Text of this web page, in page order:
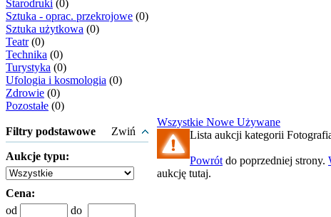
Starodruki (0)
Sztuka - oprac. przekrojowe (0)
Sztuka użytkowa (0)
Teatr(0)
Technika (0)
Turystyka (0)
Ufologia i kosmologia (0)
Zdrowie (0)
Pozostałe (0)
Filtry podstawowe Zwiń
Aukcje typu:
Cena:
od
do
Wszystkie Nowe Używane
Lista aukcji kategorii
Powrót do poprzedniej strony.
aukcję tutaj.